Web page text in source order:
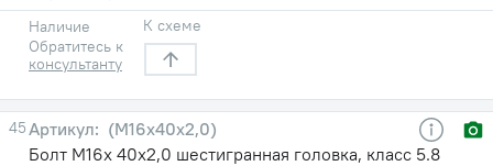
Наличие
Обратитесь к
консультанту
К схеме
45
(М16х40х2,0)
Болт М16х 40х2,0 шестигранная головка, класс 5.8